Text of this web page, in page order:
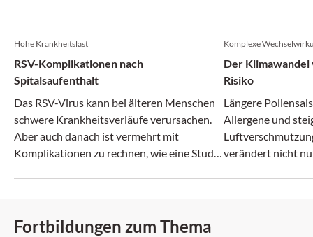
Hohe Krankheitslast
RSV-Komplikationen nach
Spitalsaufenthalt
Das RSV-Virus kann bei älteren Menschen
schwere Krankheitsverläufe verursachen.
Aber auch danach ist vermehrt mit
Komplikationen zu rechnen, wie eine Studie
Komplexe
Der
Risiko
Längere
Allergene und
verändert nicht
Fortbildungen zum Thema